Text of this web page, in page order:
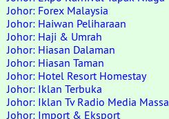
Johor: Forex Malaysia
Johor: Haiwan Peliharaan
Johor: Haji & Umrah
Johor: Hiasan Dalaman
Johor: Hiasan Taman
Johor: Hotel Resort Homestay
Johor: Iklan Terbuka
Johor: Iklan Tv Radio Media Massa
Johor: Import & Eksport